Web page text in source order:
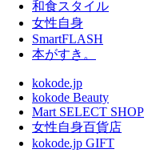
和食スタイル
女性自身
SmartFLASH
本がすき。
kokode.jp
kokode Beauty
Mart SELECT SHOP
女性自身百貨店
kokode.jp GIFT